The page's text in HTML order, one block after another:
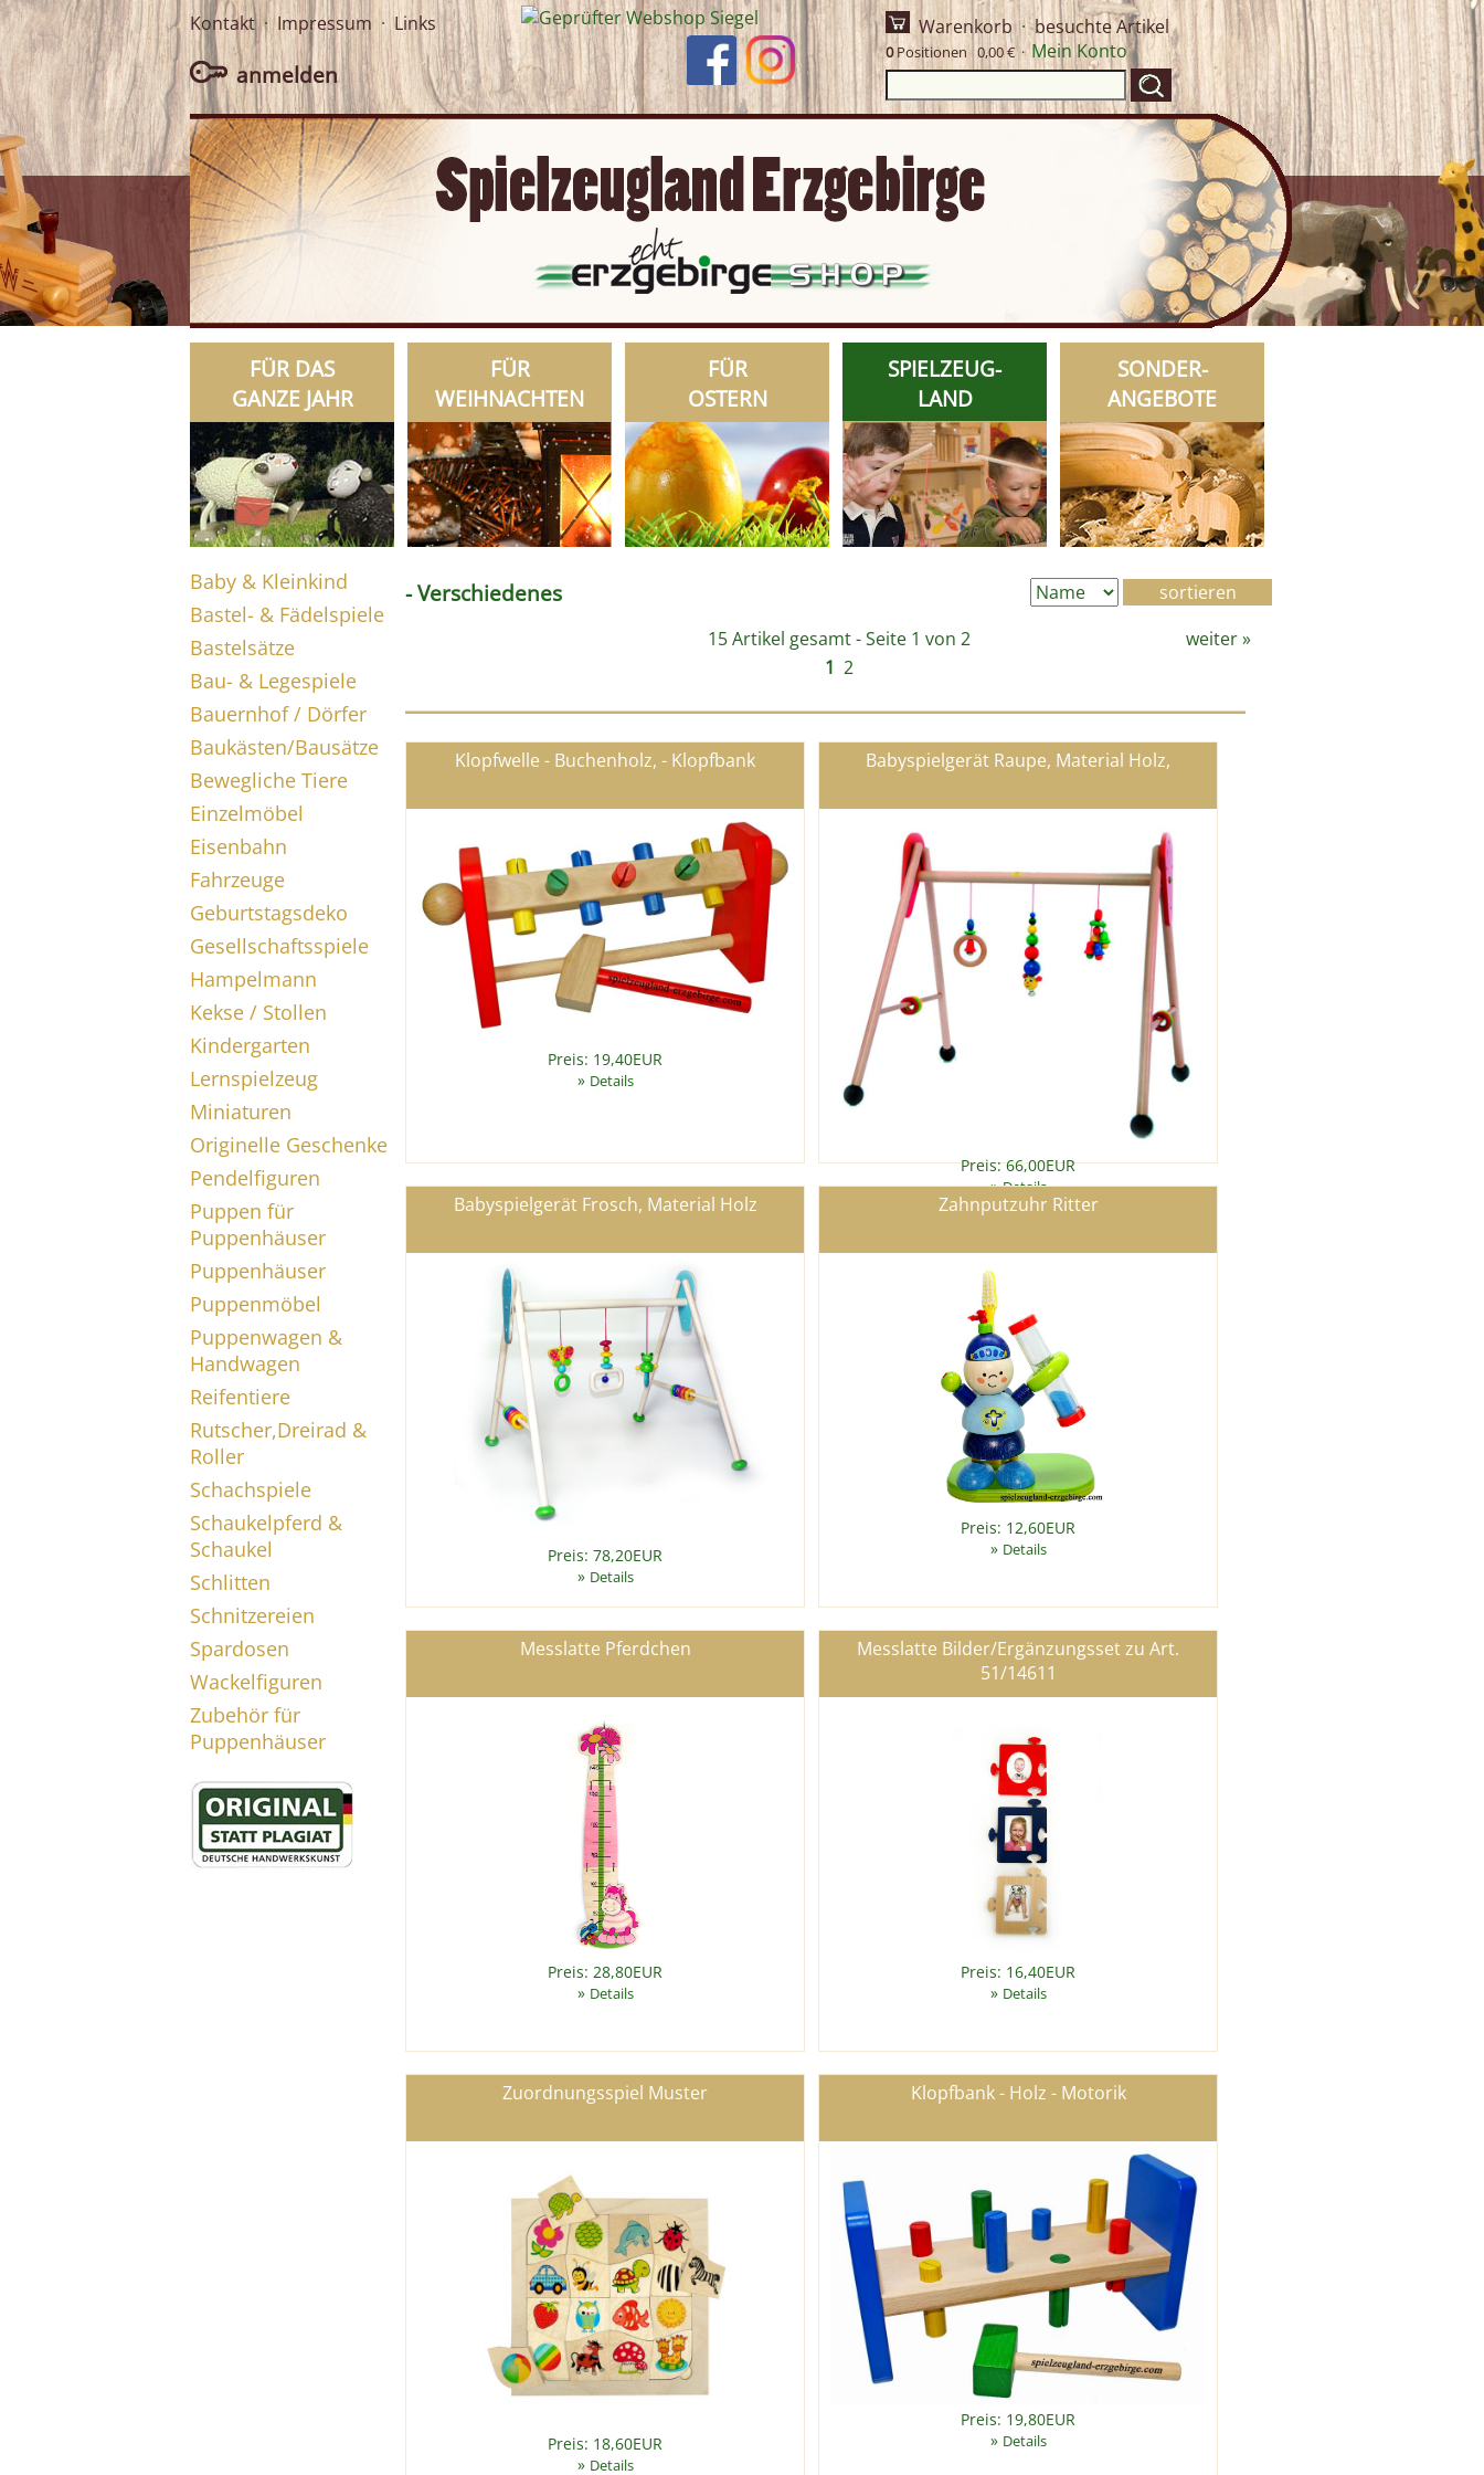
Kontakt·Impressum ·Links
anmelden
Warenkorb·besuchte Artikel
0Positionen 0,00 € ·Mein Konto
FÜR DAS
GANZE JAHR
FÜR
WEIHNACHTEN
FÜR
OSTERN
SPIELZEUG-
LAND
SONDER-
ANGEBOTE
Baby & Kleinkind
Bastel- & Fädelspiele
Bastelsätze
Bau- & Legespiele
Bauernhof / Dörfer
Baukästen/Bausätze
Bewegliche Tiere
Einzelmöbel
Eisenbahn
Fahrzeuge
Geburtstagsdeko
Gesellschaftsspiele
Hampelmann
Kekse / Stollen
Kindergarten
Lernspielzeug
Miniaturen
Originelle Geschenke
Pendelfiguren
Puppen für
Puppenhäuser
Puppenhäuser
Puppenmöbel
Puppenwagen &
Handwagen
Reifentiere
Rutscher,Dreirad &
Roller
Schachspiele
Schaukelpferd &
Schaukel
Schlitten
Schnitzereien
Spardosen
Wackelfiguren
Zubehör für
Puppenhäuser
- Verschiedenes
15 Artikel gesamt - Seite 1 von 2 weiter»
1 2
Klopfwelle - Buchenholz, - Klopfbank
Preis: 19,40EUR
» Details
Babyspielgerät Raupe, Material Holz,
Preis: 66,00EUR
»Details
Babyspielgerät Frosch, Material Holz
Preis: 78,20EUR
» Details
Zahnputzuhr Ritter
Preis: 12,60EUR
» Details
Messlatte Pferdchen
Preis: 28,80EUR
» Details
Messlatte Bilder/Ergänzungsset zu Art.
51/14611
Preis: 16,40EUR
» Details
Zuordnungsspiel Muster
Preis: 18,60EUR
» Details
Klopfbank - Holz - Motorik
Preis: 19,80EUR
» Details